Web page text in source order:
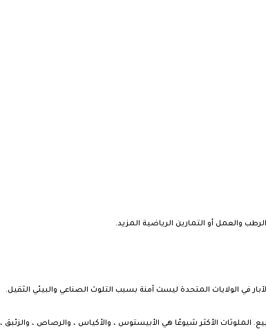
في الولايات المتحدة ليست آمنة بسبب التلوث الصناعي والبيئي الثقيل.
الملوثات الأكثر شيوعًا هي الأبيستوس ، والأكياس ، والرصاص ، والزئبق ،